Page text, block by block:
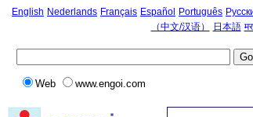
English Nederlands Français Español Português
（中文/汉语）
日本語
Web www.engoi.com